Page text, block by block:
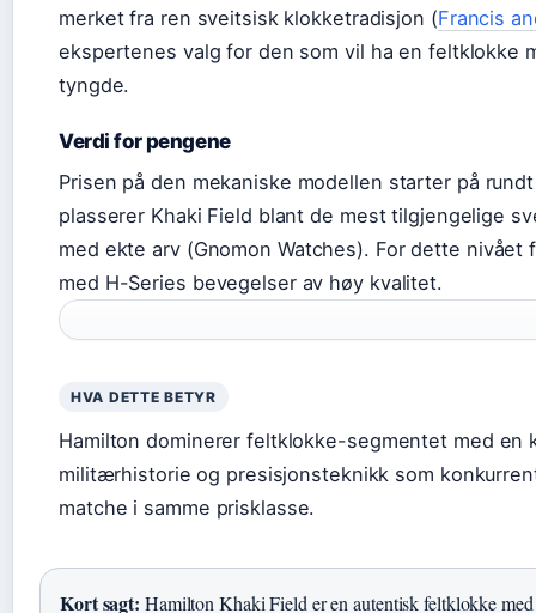
merket fra ren sveitsisk klokketradisjon (Francis
ekspertenes valg for den som vil ha en feltklokke
tyngde.
Verdi for pengene
Prisen på den mekaniske modellen starter på
plasserer Khaki Field blant de mest tilgjengelige
med ekte arv (Gnomon Watches). For dette nivået
med H-Series bevegelser av høy kvalitet.
HVA DETTE BETYR
Hamilton dominerer feltklokke-segmentet med en
militærhistorie og presisjonsteknikk som
matche i samme prisklasse.
Kort sagt: Hamilton Khaki Field er en autentisk feltklokke